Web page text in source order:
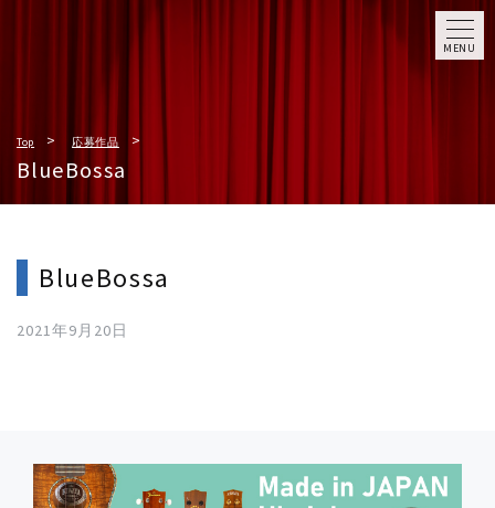
MENU
Top 応募作品
BlueBossa
BlueBossa
2021年9月20日